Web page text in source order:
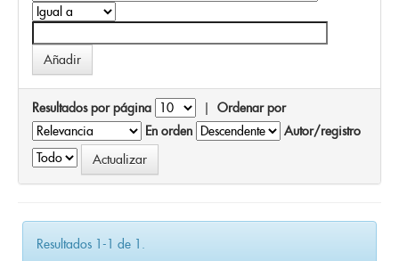
Resultados por página | Ordenar por
En orden
Autor/registro
Resultados 1-1 de 1.